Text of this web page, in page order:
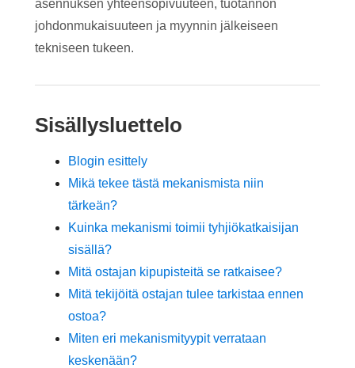
asennuksen yhteensopivuuteen, tuotannon
johdonmukaisuuteen ja myynnin jälkeiseen
tekniseen tukeen.
Sisällysluettelo
Blogin esittely
Mikä tekee tästä mekanismista niin
tärkeän?
Kuinka mekanismi toimii tyhjiökatkaisijan
sisällä?
Mitä ostajan kipupisteitä se ratkaisee?
Mitä tekijöitä ostajan tulee tarkistaa ennen
ostoa?
Miten eri mekanismityypit verrataan
keskenään?